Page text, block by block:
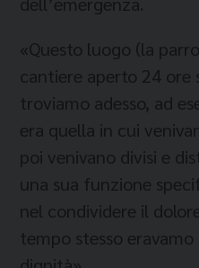
«Questo luogo (la
cantiere aperto 24 ore
troviamo adesso, ad
era quella in cui
poi venivano divisi e
una sua funzione
nel condividere il
tempo stesso